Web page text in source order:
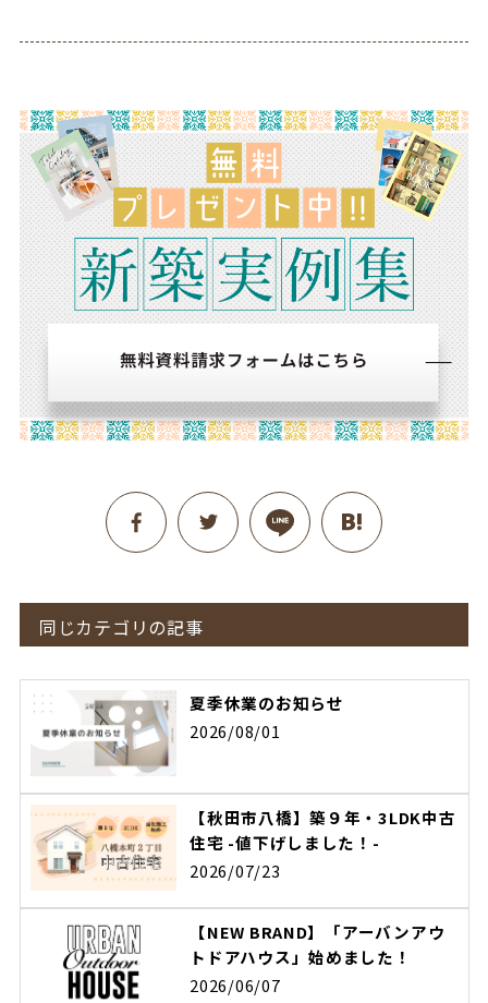
同じカテゴリの記事
夏季休業のお知らせ
2026/08/01
【秋田市八橋】築９年・3LDK中古
住宅 -値下げしました！-
2026/07/23
【NEW BRAND】「アーバンアウ
トドアハウス」始めました！
2026/06/07